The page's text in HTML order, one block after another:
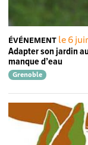
ÉVÉNEMENT le 6
Adapter son jardin
manque d’eau
Grenoble